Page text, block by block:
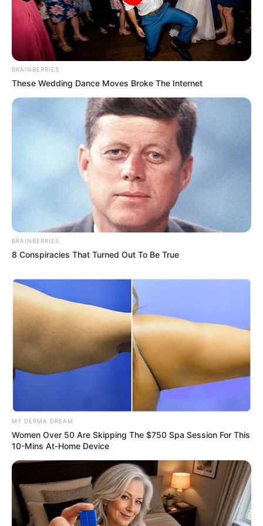
számára jelentős terhet jelenthet a juttatás
folyamatos biztosítása, különösen, ha az infláció és
a gazdasági válságok hosszú távon is kihatnak a
költségvetésre.
14. havi nyugdíj fenntartható-e a jövőben, és
hogyan lehet biztosítani a szükséges forrásokat
annak bevezetéséhez. Emellett a 14. havi nyugdíj
bevezetése más szociális juttatások, például a
BRAINBERRIES
These Wedding Dance Moves Broke The Internet
BRAINBERRIES
8 Conspiracies That Turned Out To Be True
MY DERMA DREAM
Women Over 50 Are Skipping The $750 Spa Session For This
10-Mins At-Home Device